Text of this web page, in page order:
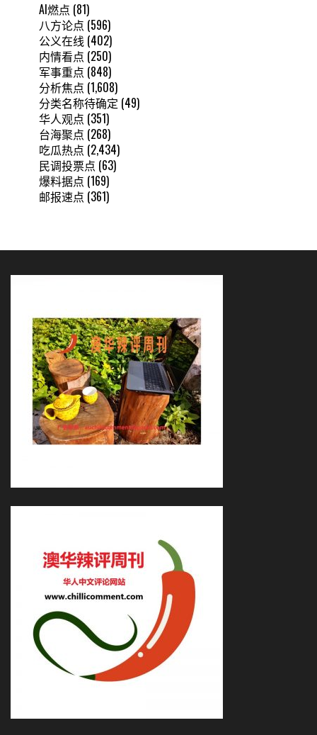
AI燃点 (81)
八方论点 (596)
公义在线 (402)
内情看点 (250)
军事重点 (848)
分析焦点 (1,608)
分类名称待确定 (49)
华人观点 (351)
台海聚点 (268)
吃瓜热点 (2,434)
民调投票点 (63)
爆料据点 (169)
邮报速点 (361)